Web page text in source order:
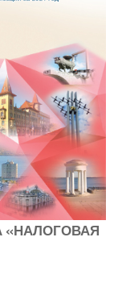
«НАЛОГОВАЯ